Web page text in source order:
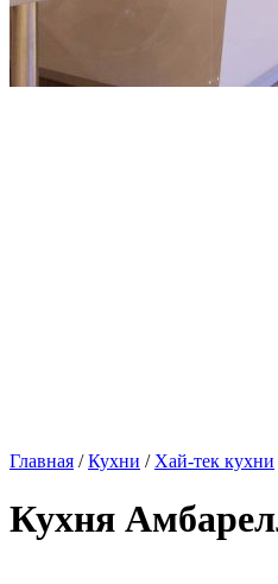
Главная /Кухни / Хай-тек кухни
Кухня